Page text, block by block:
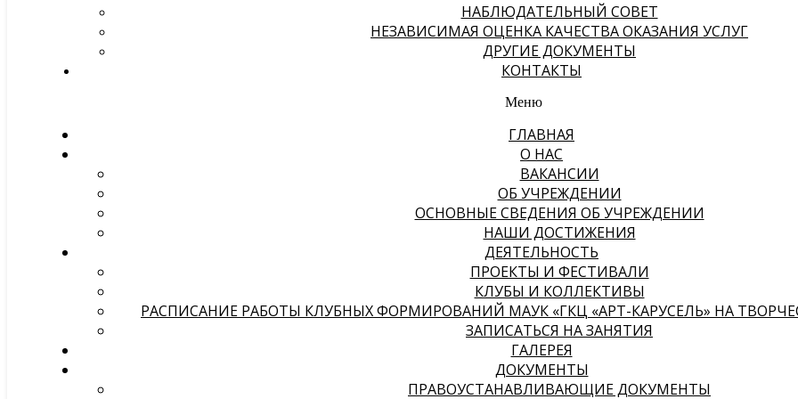
НАБЛЮДАТЕЛЬНЫЙ СОВЕТ
НЕЗАВИСИМАЯ ОЦЕНКА КАЧЕСТВА ОКАЗАНИЯ УСЛУГ
ДРУГИЕ ДОКУМЕНТЫ
КОНТАКТЫ
Меню
ГЛАВНАЯ
О НАС
ВАКАНСИИ
ОБ УЧРЕЖДЕНИИ
ОСНОВНЫЕ СВЕДЕНИЯ ОБ УЧРЕЖДЕНИИ
НАШИ ДОСТИЖЕНИЯ
ДЕЯТЕЛЬНОСТЬ
ПРОЕКТЫ И ФЕСТИВАЛИ
КЛУБЫ И КОЛЛЕКТИВЫ
РАСПИСАНИЕ РАБОТЫ КЛУБНЫХ ФОРМИРОВАНИЙ МАУК «ГКЦ «АРТ-КАРУСЕЛЬ» НА
ЗАПИСАТЬСЯ НА ЗАНЯТИЯ
ГАЛЕРЕЯ
ДОКУМЕНТЫ
ПРАВОУСТАНАВЛИВАЮЩИЕ ДОКУМЕНТЫ